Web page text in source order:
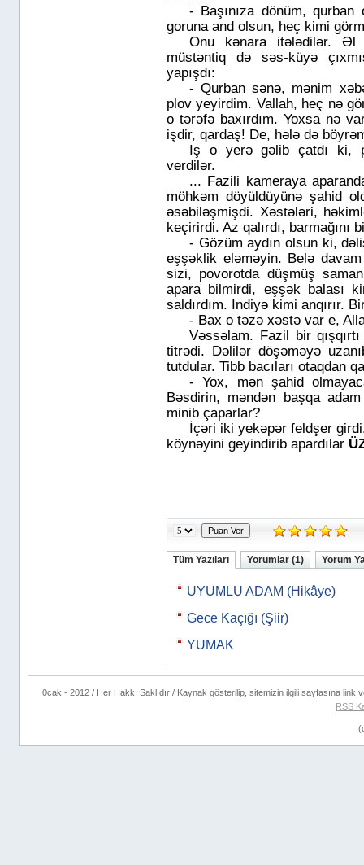
- Başınıza dönüm,
goruna and olsun, heç kimi
Onu kənara itələdilər. Əl
müstəntiq də səs-küyə
yapışdı:
- Qurban sənə, mənim
plov yeyirdim. Vallah, heç nə
o tərəfə baxırdım. Yoxsa nə
işdir, qardaş! De, hələ də
Iş o yerə gəlib çatdı ki,
verdilər.
... Fazili kameraya
möhkəm döyüldüyünə şahid
əsəbiləşmişdi. Xəstələri,
keçirirdi. Az qalırdı, barmağını
- Gözüm aydın olsun ki,
eşşəklik eləməyin. Belə
sizi, povorotda düşmüş
apara bilmirdi, eşşək balası
saldırdım. Indiyə kimi anqırır.
- Bax o təzə xəstə var e,
Vəssəlam. Fazil bir
titrədi. Dəlilər döşəməyə
tutdular. Tibb bacıları otaqdan
- Yox, mən şahid
Bəsdirin, məndən başqa
minib çaparlar?
İçəri iki yekəpər feldşer
köynəyini geyindirib apardılar
Tüm Yazıları Yorumlar (1) Yorum
UYUMLU ADAM (Hikâye)
Gece Kaçığı (Şiir)
YUMAK
0cak - 2012 / Her Hakkı Saklıdır / Kaynak gösterilip, sitemizin ilgili sayfasına link
RSS